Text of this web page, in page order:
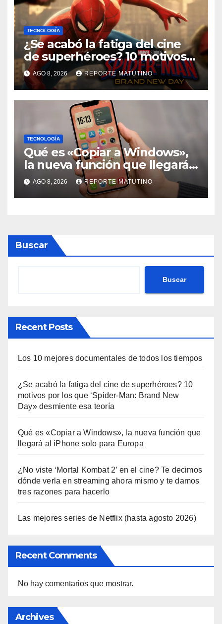
TECNOLOGÍA
¿Se acabó la fatiga del cine
de superhéroes? 10 motivos
por los que ‘Spider-Man:
Brand New Day» desmiente
esa teoría
AGO 8, 2026 REPORTE MATUTINO
TECNOLOGÍA
Qué es «Copiar a Windows»,
la nueva función que llegará
al iPhone solo para Europa
AGO 8, 2026 REPORTE MATUTINO
Buscar
Buscar
Recent Posts
Los 10 mejores documentales de todos los tiempos
¿Se acabó la fatiga del cine de superhéroes? 10
motivos por los que ‘Spider-Man: Brand New
Day» desmiente esa teoría
Qué es «Copiar a Windows», la nueva función que
llegará al iPhone solo para Europa
¿No viste ‘Mortal Kombat 2’ en el cine? Te decimos
dónde verla en streaming ahora mismo y te damos
tres razones para hacerlo
Las mejores series de Netflix (hasta agosto 2026)
Recent Comments
No hay comentarios que mostrar.
Archives